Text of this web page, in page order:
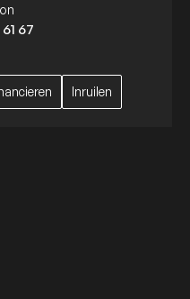
Inruilen
Inruilen
67